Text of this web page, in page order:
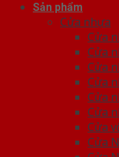
Sản phẩm
Cửa nhựa
Cửa
Cửa
Cửa
Cửa
Cửa
Cửa
Cửa
Cửa